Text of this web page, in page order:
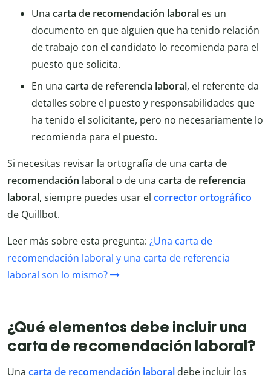
Una carta de recomendación laboral es un
documento en que alguien que ha tenido relación
de trabajo con el candidato lo recomienda para el
puesto que solicita.
En una carta de referencia laboral, el referente da
detalles sobre el puesto y responsabilidades que
ha tenido el solicitante, pero no necesariamente lo
recomienda para el puesto.
Si necesitas revisar la ortografía de una carta de
recomendación laboral o de una carta de referencia
laboral, siempre puedes usar el corrector ortográfico
de Quillbot.
Leer más sobre esta pregunta: ¿Una carta de
recomendación laboral y una carta de referencia
laboral son lo mismo?
¿Qué elementos debe incluir una
carta de recomendación laboral?
Una carta de recomendación laboral debe incluir los